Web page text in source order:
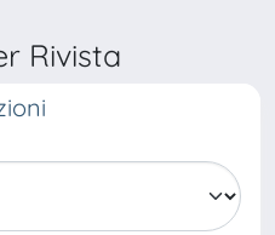
Rivista